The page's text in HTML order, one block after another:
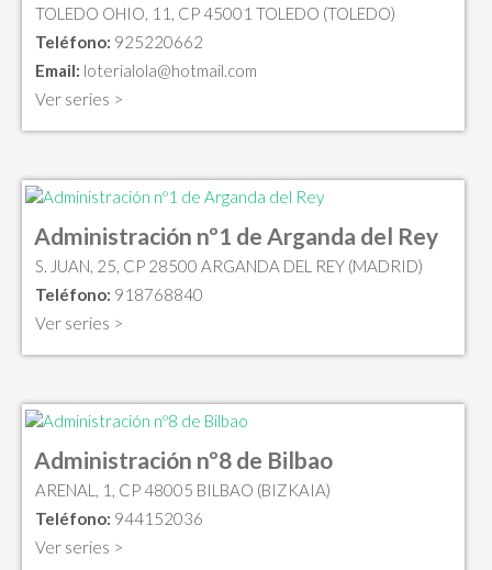
TOLEDO OHIO, 11, CP 45001 TOLEDO (TOLEDO)
Teléfono: 925220662
Email: loterialola@hotmail.com
Ver series >
Administración nº1 de Arganda del Rey
S. JUAN, 25, CP 28500 ARGANDA DEL REY (MADRID)
Teléfono: 918768840
Ver series >
Administración nº8 de Bilbao
ARENAL, 1, CP 48005 BILBAO (BIZKAIA)
Teléfono: 944152036
Ver series >